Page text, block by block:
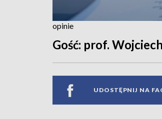
opinie
Gość: prof.
UDOSTĘPNIJ NA